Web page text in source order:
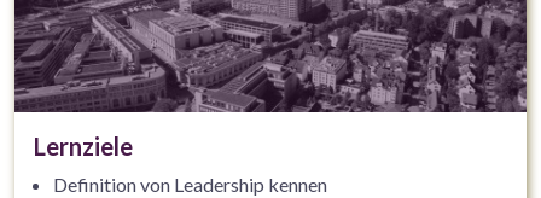
Lernziele
Definition von Leadership kennen